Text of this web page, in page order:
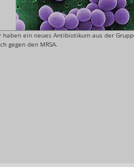
haben ein neues Antibiotikum aus der
gegen den MRSA.